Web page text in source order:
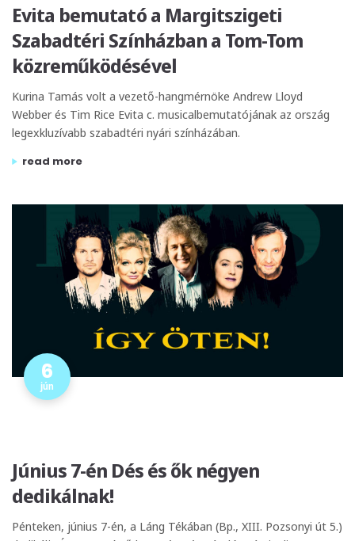
Evita bemutató a Margitszigeti
Szabadtéri Színházban a Tom-Tom
közreműködésével
Kurina Tamás volt a vezető-hangmérnöke Andrew Lloyd
Webber és Tim Rice Evita c. musicalbemutatójának az ország
legexkluzívabb szabadtéri nyári színházában.
read more
„evita bemutató a margitszigeti szabadtéri színházban a
6
jún
Június 7-én Dés és ők négyen
dedikálnak!
Pénteken, június 7-én, a Láng Tékában (Bp., XIII. Pozsonyi út 5.)